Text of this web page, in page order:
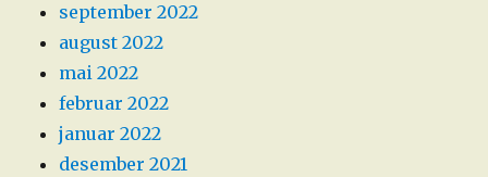
september 2022
august 2022
mai 2022
februar 2022
januar 2022
desember 2021